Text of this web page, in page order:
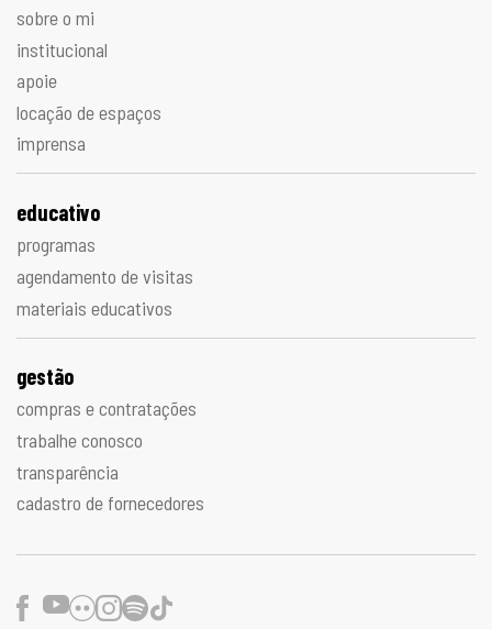
sobre o mi
institucional
apoie
locação de espaços
imprensa
educativo
programas
agendamento de visitas
materiais educativos
gestão
compras e contratações
trabalhe conosco
transparência
cadastro de fornecedores
Facebook
Youtube
FlickrInstagram
Spotify
TikTok